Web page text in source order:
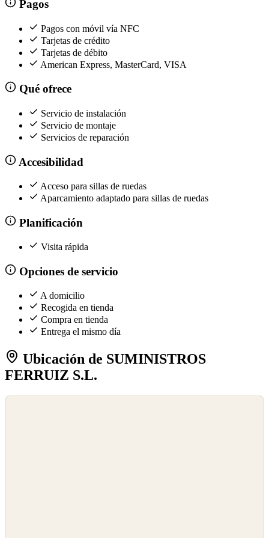
Pagos
Pagos con móvil vía NFC
Tarjetas de crédito
Tarjetas de débito
American Express, MasterCard, VISA
Qué ofrece
Servicio de instalación
Servicio de montaje
Servicios de reparación
Accesibilidad
Acceso para sillas de ruedas
Aparcamiento adaptado para sillas de ruedas
Planificación
Visita rápida
Opciones de servicio
A domicilio
Recogida en tienda
Compra en tienda
Entrega el mismo día
Ubicación de SUMINISTROS
FERRUIZ S.L.